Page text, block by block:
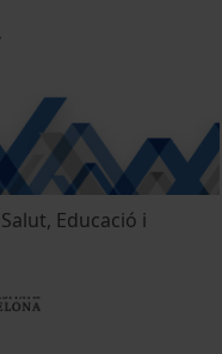
Educació i